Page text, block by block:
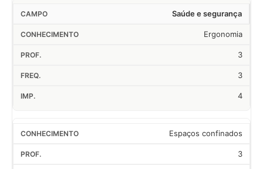
Saúde e segurança
Ergonomia
3
3
4
Espaços confinados
3